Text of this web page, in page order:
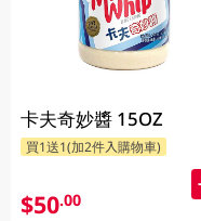
卡夫奇妙醬 15OZ
買1送1(加2件入購物車)
$50.00